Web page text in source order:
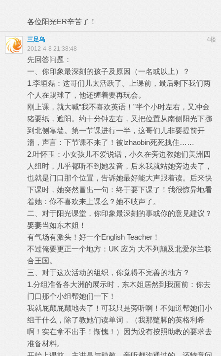
各位阳光ER辛苦了！
4楼
三足乌
2012-4-8 21:38:48
先回答问题：
一、你印象最深刻的孩子及原因（一名或以上）？
1.李垣磊：这哥们儿太活跃了。上课前，最后剩下我们两
个人在踢球了，他还缠着要再玩会。
刚上课，就大喊“我不喜欢英语！”半个小时左右，又冲金
猪要纸，遮阳。约十分钟左右，又把位置从南侧阳光下挪
到北侧靠墙。第一节课进行一半，这哥们儿非要提前开
溜，声言：下节课不来了！被lzhaobin死死拽住……
2.叶怀玉：小女孩儿不爱说话，小久在旁边教她们美洲四
人组时，几乎都听不到她发音，后来我就站她旁边去了，
也就是门口那个位置，告诉她最好能大声跟着读。后来快
下课时，她突然冒出一句：终于要下课了！我很惊异地看
着她：你不喜欢来上课么？她不吱声了。
二、对于阳光课堂，你印象最深刻的事或你的意见建议？
娶妻当如东木姐！
有气场有派头！好一个English Teacher！
不过俺要更正一个地方：UK 应为 大不列颠及北爱尔兰联
合王国。
三、对于这次活动的组织，你觉得不完善的地方？
1.分组准备各大洲的展示时，东木姐居然到我面前：你去
门口那个小组帮她们一下！
我就屁颠屁颠地去了！可我只是旁听啊！不知道帮她们小
组干什么，除了教她们读单词，（我那蹩脚的英格利希
啊！实在拿不出手！惭愧！）因为没有按照助教的要求去
准备材料。